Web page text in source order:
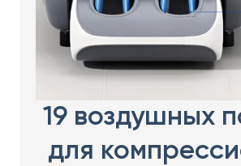
19 воздушных
для